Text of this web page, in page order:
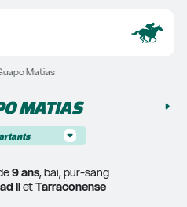
Matias
MATIAS
9 ans, bai, pur-sang
II et Tarraconense